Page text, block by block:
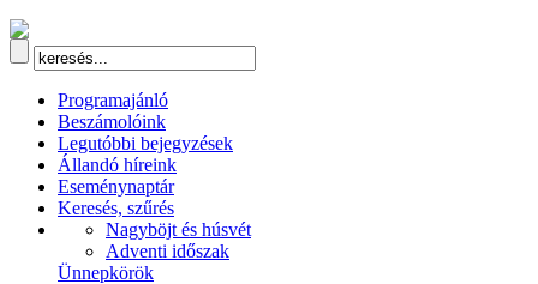
Programajánló
Beszámolóink
Legutóbbi bejegyzések
Állandó híreink
Eseménynaptár
Keresés, szűrés
Nagyböjt és húsvét
Adventi időszak
Ünnepkörök